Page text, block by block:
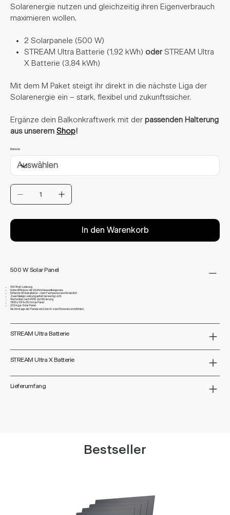
Solarenergie nutzen und gleichzeitig ihren Eigenverbrauch
maximieren wollen.
2 Solarpanele (500 W)
STREAM Ultra Batterie (1,92 kWh) oderSTREAM Ultra
X Batterie (3,84 kWh)
Mit dem M Paket steigt ihr direkt in die nächste Liga der
Solarenergie ein – stark, flexibel und zukunftssicher.
Ergänze dein Balkonkraftwerk mit der passenden Halterung
aus unserem Shop!
Batterie
In den Warenkorb
500 W Solar Panel
500 Watt Leistung
Hohe Effizienz mit 24,3% Umwandlungsrate
Einfache DIY-Installation – kein Fachpersonal erforderlich
Zuverlässige Leistung selbst bei wenig Licht
Wetterfest nach IP68 Zertifizierung
1800 x 1134 x 30 mm je Panel
23,5 kg je Solar Panel
Die Montage der Panele wird durch zwei Personen empfohlen.
STREAM Ultra Batterie
STREAM Ultra X Batterie
Lieferumfang
Bestseller